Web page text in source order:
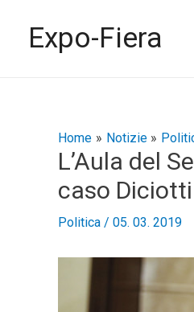
contenutoExpo-Fiera
Home Notizie
L’Aula del
caso
Politica / 05. 03. 2019
Navigazione
articoli